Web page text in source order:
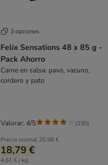
3 opciones
Felix Sensations 48 x 85 g -
Pack Ahorro
Carne en salsa: pavo, vacuno,
cordero y pato
Precio normal 20,98 €
18,79 €
4,61 € / kg
Valorar: 4/5 (230)